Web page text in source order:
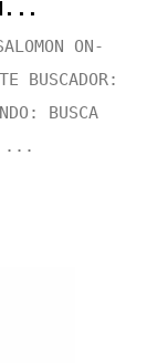
ON-
BUSCADOR:
BUSCA
...